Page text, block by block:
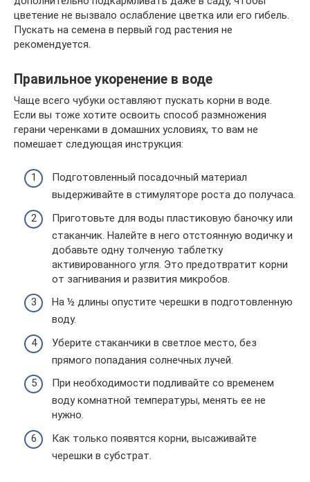
цветение не вызвало ослабление цветка или его гибель.
Пускать на семена в первый год растения не
рекомендуется.
Правильное укоренение в воде
Чаще всего чубуки оставляют пускать корни в воде.
Если вы тоже хотите освоить способ размножения
герани черенками в домашних условиях, то вам не
помешает следующая инструкция:
Подготовленный посадочный материал
выдерживайте в стимуляторе роста до получаса.
Приготовьте для воды пластиковую баночку или
стаканчик. Налейте в него отстоянную водичку и
добавьте одну толченую таблетку
активированного угля. Это предотвратит корни
от загнивания и развития микробов.
На ½ длины опустите черешки в подготовленную
воду.
Уберите стаканчики в светлое место, без
прямого попадания солнечных лучей.
При необходимости подливайте со временем
воду комнатной температуры, менять ее не
нужно.
Как только появятся корни, высаживайте
черешки в субстрат.